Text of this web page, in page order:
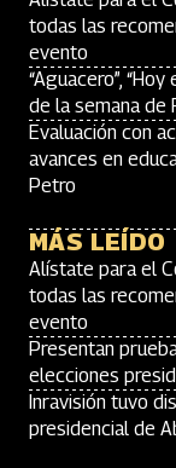
todas las
evento
“Aguacero”,
de la semana de
Evaluación con
avances en
Petro
MÁS LEÍDO
Alístate para el
todas las
evento
Presentan
elecciones
Inravisión tuvo
presidencial de